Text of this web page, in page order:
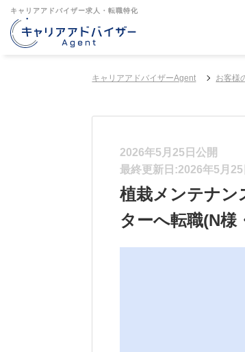
キャリアアドバイザー求人・転職特化
キャリアアドバイザーAgent お客様
2026年5月25日公開
最終更新日:2026年5月25
植栽メンテナン
ターへ転職(N様